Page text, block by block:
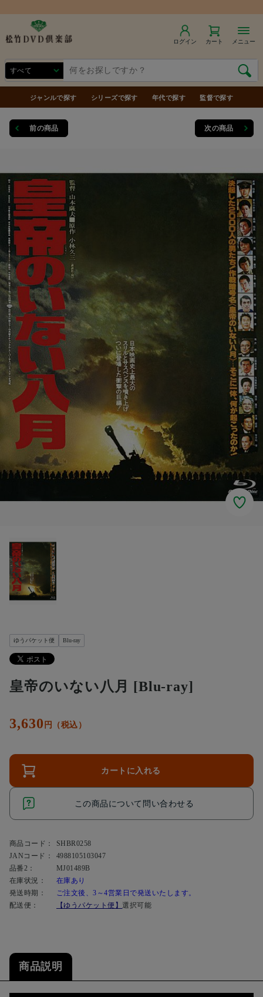
ログイン カート メニュー
ジャンルで探す シリーズで探す 年代で探す 監督で探す
前の商品 次の商品
ゆうパケット便 Blu-ray
皇帝のいない八月 [Blu-ray]
3,630 円（税込）
カートに入れる
この商品について問い合わせる
商品コード：
SHBR0258
JANコード：
4988105103047
品番2：
MJ01489B
在庫状況：
在庫あり
発送時期：
ご注文後、3～4営業日で発送いたします。
配送便：
【ゆうパケット便】選択可能
商品説明